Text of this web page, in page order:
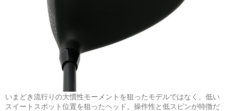
いまどき流行りの大慣性モーメントを狙ったモデルではなく、低い
スイートスポット位置を狙ったヘッド。操作性と低スピンが特徴だ